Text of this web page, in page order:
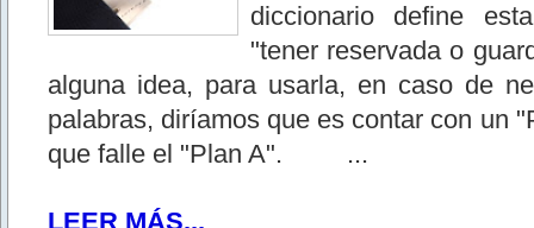
diccionario define
"tener reservada o
alguna idea, para usarla, en caso de
palabras, diríamos que es contar con un
que falle el "Plan A". ...
LEER MÁS...